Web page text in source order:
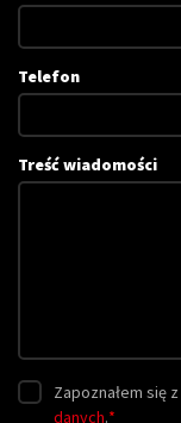
Telefon
Treść wiadomości
Zapoznałem się z
danych.*